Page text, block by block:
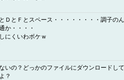
ＤとＦとスペース・・・・・・・・調子の
か・・・・
にくいわボケｗ
いの？どっかのファイルにダウンロードして
？